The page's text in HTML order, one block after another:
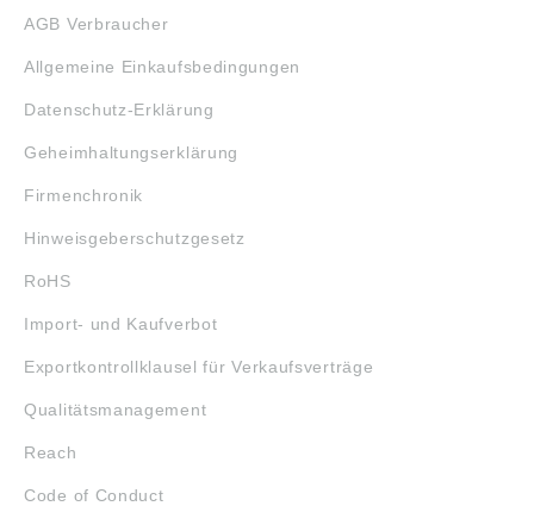
AGB Verbraucher
Allgemeine Einkaufsbedingungen
Datenschutz-Erklärung
Geheimhaltungserklärung
Firmenchronik
Hinweisgeberschutzgesetz
RoHS
Import- und Kaufverbot
Exportkontrollklausel für Verkaufsverträge
Qualitätsmanagement
Reach
Code of Conduct